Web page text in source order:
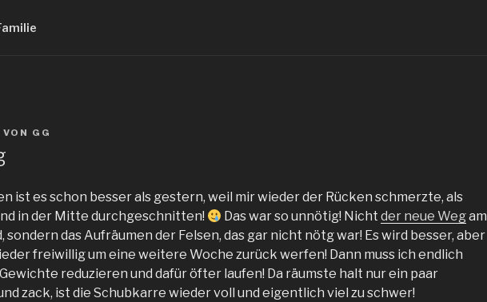
VON GG
ist es schon besser als gestern, weil mir wieder der Rücken schmerzte, als
in der Mitte durchgeschnitten!
Das war so unnötig! Nichtder neue Wegam
sondern das Aufräumen der Felsen, das gar nicht nötg war! Es wird besser, aber
freiwillig um eine weitere Woche zurück werfen! Dann muss ich endlich
reduzieren und dafür öfter laufen! Da räumste halt nur ein paar
zack, ist die Schubkarre wieder voll und eigentlich viel zu schwer!